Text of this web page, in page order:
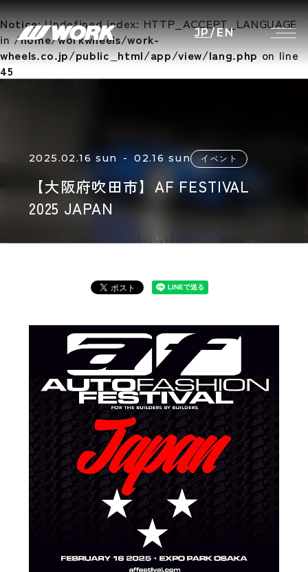
Notice: Undefined index: HTTP_ACCEPT_LANGUAGE
in/home/workwheels/work-
wheels.co.jp/public_html/app/view/lang.phpon line
45
JP/EN
2025.02.16 sun - 02.16 sun イベント
【大阪府吹田市】AF FESTIVAL
2025 JAPAN